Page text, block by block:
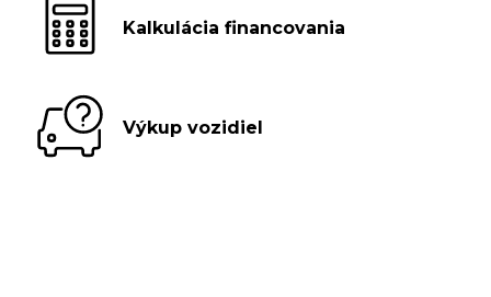
Kalkulácia financovania
Výkup vozidiel